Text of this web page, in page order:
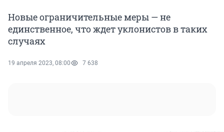
Новые ограничительные меры — не
единственное, что ждет уклонистов в таких
случаях
19 апреля 2023, 08:00 7 638